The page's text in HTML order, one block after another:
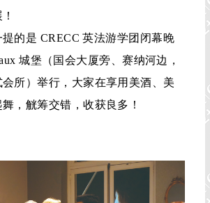
是 CRECC 英法游学团闭幕晚
城堡（国会大厦旁、赛纳河边，
所）举行，大家在享用美酒、美
，觥筹交错，收获良多！